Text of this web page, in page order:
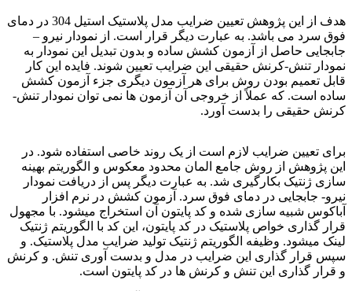
هدف از این پژوهش تعیین ضرایب مدل پلاستیک استیل 304 در دمای
فوق سرد می باشد. به عبارت دیگر قرار است. از نمودار نیرو –
جابجایی حاصل از آزمون کشش ساده و بدون تبدیل این نمودار به
نمودار تنش-کرنش حقیقی این ضرایب تعیین شوند. فایده این کار
قابل تعمیم بودن روش برای هر آزمون دیگری جزء آزمون کشش
ساده است. که عملاً از خروجی آن آزمون ها نمی توان نمودار تنش-
کرنش حقیقی را بدست آورد.
برای تعیین ضرایب لازم است از یک روند خاصی استفاده شود. در
این پژوهش از روش جامع المان محدود معکوس و الگوریتم بهینه
سازی ژنتیک بکارگیری شد. به عبارت دیگر پس از دریافت نمودار
نیرو- جابجایی در دمای فوق سرد. آزمون کشش در نرم افزار
آباکوس شبیه سازی شده و کد پایتون آن استخراج میشود. با مجهول
قرار گذاری خواص پلاستیک در کد پایتون، این کد با الگوریتم ژنتیک
لینک میشود. وظیفه الگوریتم ژنتیک تولید ضرایب مدل پلاستیک. و
سپس قرار گذاری این ضرایب در مدل و بدست آوری تنش. و کرنش
و قرار گذاری این تنش و کرنش ها در کد پایتون است.